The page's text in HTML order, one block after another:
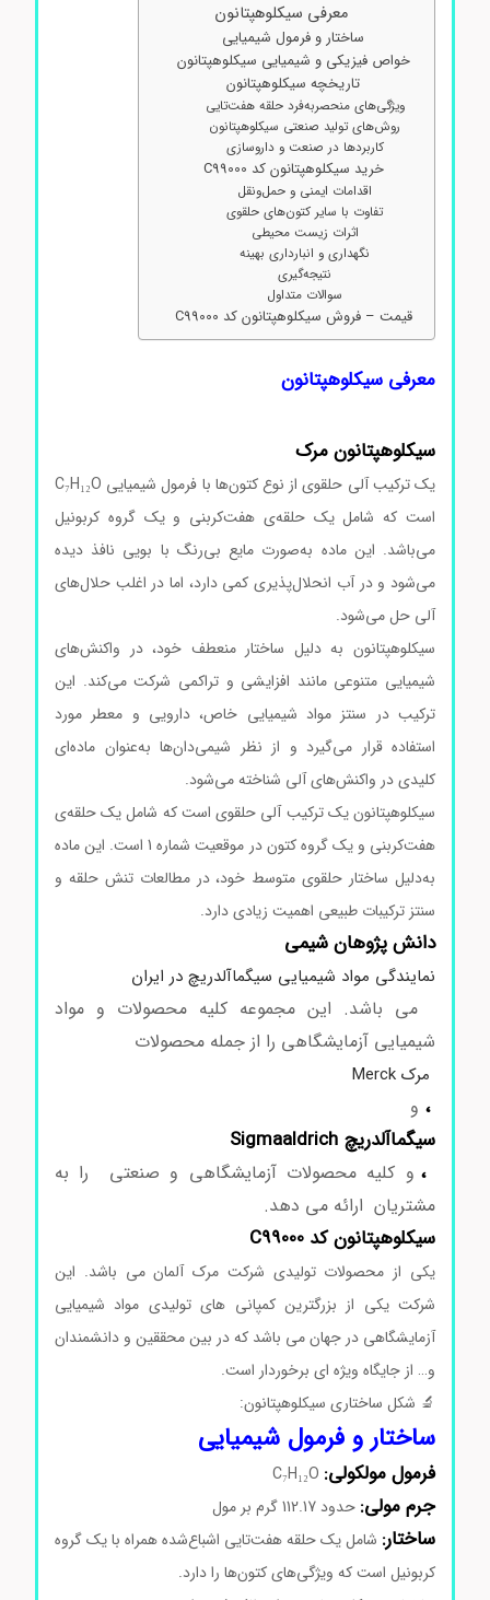
معرفی سیکلوهپتانون
ساختار و فرمول شیمیایی
خواص فیزیکی و شیمیایی سیکلوهپتانون
تاریخچه سیکلوهپتانون
ویژگی‌های منحصربه‌فرد حلقه هفت‌تایی
روش‌های تولید صنعتی سیکلوهپتانون
کاربردها در صنعت و داروسازی
خرید سیکلوهپتانون کد C99000
اقدامات ایمنی و حمل‌ونقل
تفاوت با سایر کتون‌های حلقوی
اثرات زیست‌ محیطی
نگهداری و انبارداری بهینه
نتیجه‌گیری
سوالات متداول
قیمت – فروش سیکلوهپتانون کد C99000
معرفی سیکلوهپتانون
سیکلوهپتانون مرک
یک ترکیب آلی حلقوی از نوع کتون‌ها با فرمول شیمیایی C₇H₁₂O
است که شامل یک حلقه‌ی هفت‌کربنی و یک گروه کربونیل
می‌باشد. این ماده به‌صورت مایع بی‌رنگ با بویی نافذ دیده
می‌شود و در آب انحلال‌پذیری کمی دارد، اما در اغلب حلال‌های
آلی حل می‌شود.
سیکلوهپتانون به دلیل ساختار منعطف خود، در واکنش‌های
شیمیایی متنوعی مانند افزایشی و تراکمی شرکت می‌کند. این
ترکیب در سنتز مواد شیمیایی خاص، دارویی و معطر مورد
استفاده قرار می‌گیرد و از نظر شیمی‌دان‌ها به‌عنوان ماده‌ای
کلیدی در واکنش‌های آلی شناخته می‌شود.
سیکلوهپتانون یک ترکیب آلی حلقوی است که شامل یک حلقه‌ی
هفت‌کربنی و یک گروه کتون در موقعیت شماره 1 است. این ماده
به‌دلیل ساختار حلقوی متوسط خود، در مطالعات تنش حلقه و
سنتز ترکیبات طبیعی اهمیت زیادی دارد.
دانش پژوهان شیمی
نمایندگی مواد شیمیایی سیگماآلدریچ در ایران
می باشد. این مجموعه کلیه محصولات و مواد
شیمیایی آزمایشگاهی را از جمله محصولات
مرک Merck
سیگماآلدریچ Sigmaaldrich
و کلیه محصولات آزمایشگاهی و صنعتی را به
مشتریان ارائه می دهد.
سیکلوهپتانون کد C99000
یکی از محصولات تولیدی شرکت مرک آلمان می باشد. این
شرکت یکی از بزرگترین کمپانی های تولیدی مواد شیمیایی
آزمایشگاهی در جهان می باشد که در بین محققین و دانشمندان
و… از جایگاه ویژه ای برخوردار است.
🔬 شکل ساختاری سیکلوهپتانون:
ساختار و فرمول شیمیایی
فرمول مولکولی:C₇H₁₂O
جرم مولی:حدود 112.17 گرم بر مول
ساختار:شامل یک حلقه هفت‌تایی اشباع‌شده همراه با یک گروه
کربونیل است که ویژگی‌های کتون‌ها را دارد.